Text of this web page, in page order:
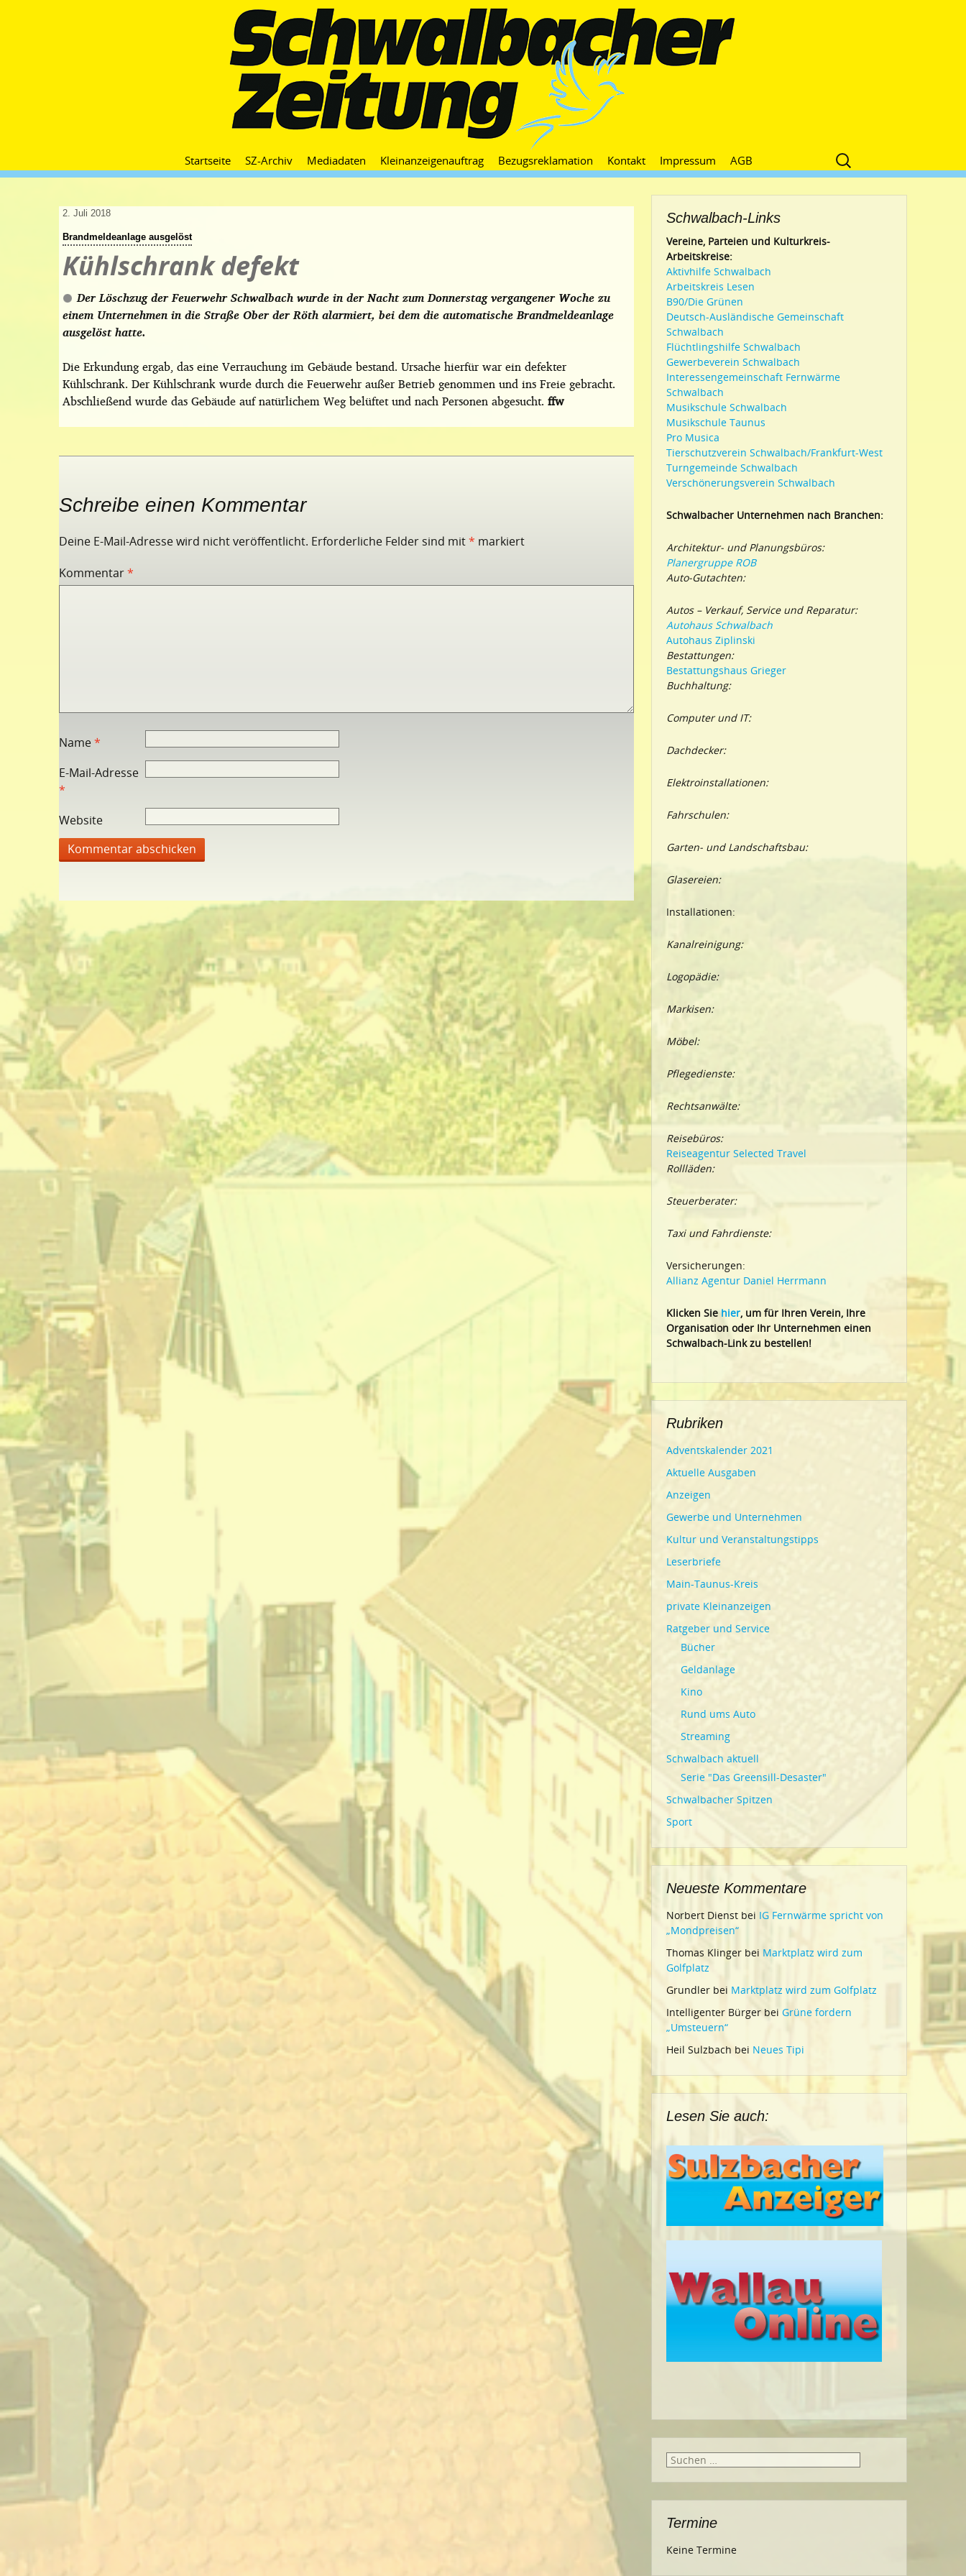
Zum
Inhalt
Startseite SZ-Archiv Mediadaten Kleinanzeigenauftrag Bezugsreklamation Kontakt Impressum AGB
Suche
nach:
2. Juli 2018
Brandmeldeanlage ausgelöst
Kühlschrank defekt
Der Löschzug der Feuerwehr Schwalbach wurde in der Nacht zum Donnerstag vergangener Woche zu
einem Unternehmen in die Straße Ober der Röth alarmiert, bei dem die automatische Brandmeldeanlage
ausgelöst hatte.
Die Erkundung ergab, das eine Verrauchung im Gebäude bestand. Ursache hierfür war ein defekter
Kühlschrank. Der Kühlschrank wurde durch die Feuerwehr außer Betrieb genommen und ins Freie gebracht.
Abschließend wurde das Gebäude auf natürlichem Weg belüftet und nach Personen abgesucht. ffw
Schreibe einen Kommentar
Deine E-Mail-Adresse wird nicht veröffentlicht. Erforderliche Felder sind mit* markiert
Kommentar*
Name*
E-Mail-Adresse
*
Website
Schwalbach-Links
Vereine, Parteien und Kulturkreis-
Arbeitskreise:
Aktivhilfe Schwalbach
Arbeitskreis Lesen
B90/Die Grünen
Deutsch-Ausländische Gemeinschaft
Schwalbach
Flüchtlingshilfe Schwalbach
Gewerbeverein Schwalbach
Interessengemeinschaft Fernwärme
Schwalbach
Musikschule Schwalbach
Musikschule Taunus
Pro Musica
Tierschutzverein Schwalbach/Frankfurt-West
Turngemeinde Schwalbach
Verschönerungsverein Schwalbach
Schwalbacher Unternehmen nach Branchen:
Architektur- und Planungsbüros:
Planergruppe ROB
Auto-Gutachten:
Autos – Verkauf, Service und Reparatur:
Autohaus Schwalbach
Autohaus Ziplinski
Bestattungen:
Bestattungshaus Grieger
Buchhaltung:
Computer und IT:
Dachdecker:
Elektroinstallationen:
Fahrschulen:
Garten- und Landschaftsbau:
Glasereien:
Installationen:
Kanalreinigung:
Logopädie:
Markisen:
Möbel:
Pflegedienste:
Rechtsanwälte:
Reisebüros:
Reiseagentur Selected Travel
Rollläden:
Steuerberater:
Taxi und Fahrdienste:
Versicherungen:
Allianz Agentur Daniel Herrmann
Klicken Siehier, um für Ihren Verein, Ihre
Organisation oder Ihr Unternehmen einen
Schwalbach-Link zu bestellen!
Rubriken
Adventskalender 2021
Aktuelle Ausgaben
Anzeigen
Gewerbe und Unternehmen
Kultur und Veranstaltungstipps
Leserbriefe
Main-Taunus-Kreis
private Kleinanzeigen
Ratgeber und Service
Bücher
Geldanlage
Kino
Rund ums Auto
Streaming
Schwalbach aktuell
Serie "Das Greensill-Desaster"
Schwalbacher Spitzen
Sport
Neueste Kommentare
Norbert Dienst bei IG Fernwärme spricht von
„Mondpreisen“
Thomas Klinger bei Marktplatz wird zum
Golfplatz
Grundler bei Marktplatz wird zum Golfplatz
Intelligenter Bürger bei Grüne fordern
„Umsteuern“
Heil Sulzbach bei Neues Tipi
Lesen Sie auch:
Suche
Termine
Keine Termine